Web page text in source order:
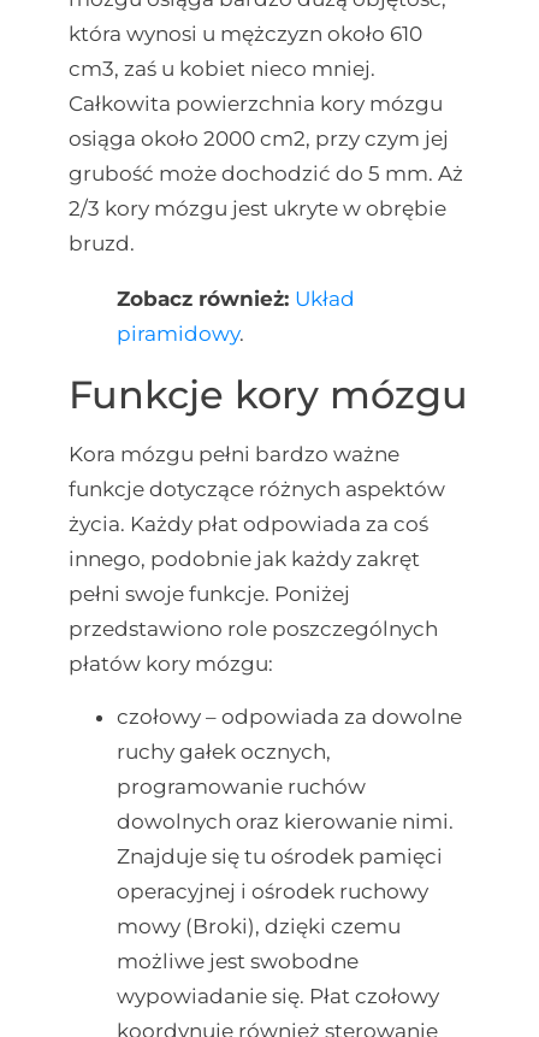
która wynosi u mężczyzn około 610
cm3, zaś u kobiet nieco mniej.
Całkowita powierzchnia kory mózgu
osiąga około 2000 cm2, przy czym jej
grubość może dochodzić do 5 mm. Aż
2/3 kory mózgu jest ukryte w obrębie
bruzd.
Zobacz również: Układ
piramidowy.
Funkcje kory mózgu
Kora mózgu pełni bardzo ważne
funkcje dotyczące różnych aspektów
życia. Każdy płat odpowiada za coś
innego, podobnie jak każdy zakręt
pełni swoje funkcje. Poniżej
przedstawiono role poszczególnych
płatów kory mózgu:
czołowy – odpowiada za dowolne
ruchy gałek ocznych,
programowanie ruchów
dowolnych oraz kierowanie nimi.
Znajduje się tu ośrodek pamięci
operacyjnej i ośrodek ruchowy
mowy (Broki), dzięki czemu
możliwe jest swobodne
wypowiadanie się. Płat czołowy
koordynuje również sterowanie